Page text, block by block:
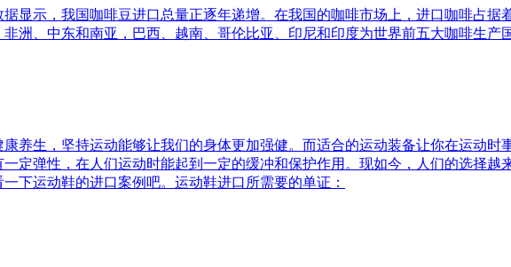
显示，我国咖啡豆进口总量正逐年递增。在我国的咖啡市场上，进口咖啡占
洲、中东和南亚，巴西、越南、哥伦比亚、印尼和印度为世界前五大咖啡生
养生，坚持运动能够让我们的身体更加强健。而适合的运动装备让你在运动
定弹性，在人们运动时能起到一定的缓冲和保护作用。现如今，人们的选择
下运动鞋的进口案例吧。运动鞋进口所需要的单证：